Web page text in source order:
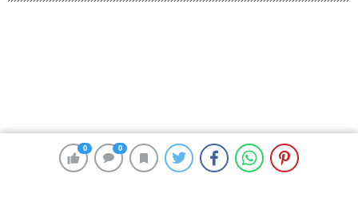
0 0
0 0